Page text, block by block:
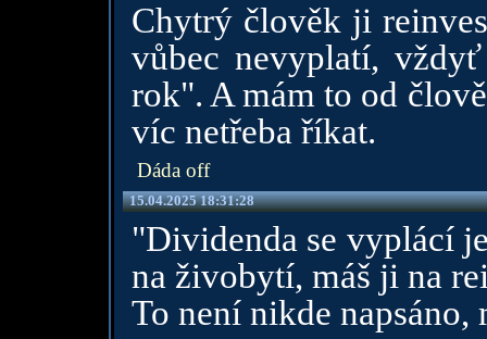
Chytrý člověk ji
vůbec nevyplatí,
rok". A mám to od
víc netřeba říkat.
Dáda off
15.04.2025 18:31:28
"Dividenda se vyplácí
na živobytí, máš ji na
To není nikde napsáno,